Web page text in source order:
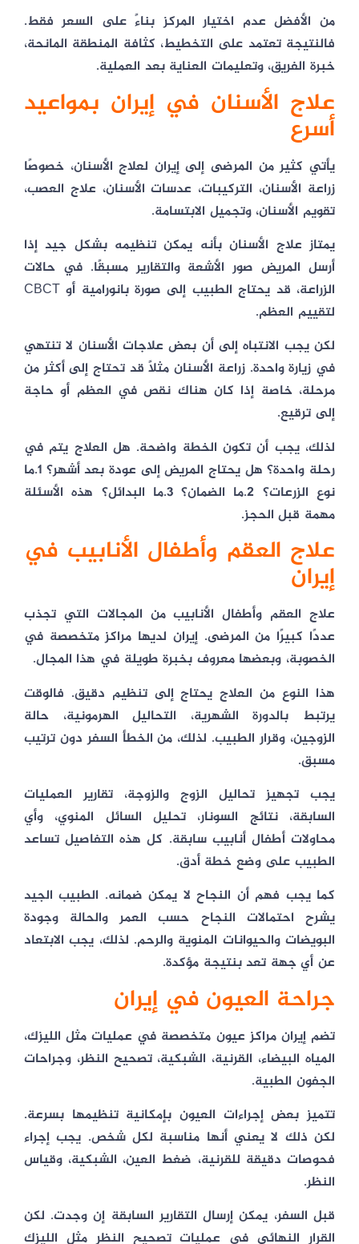
من الأفضل عدم اختيار المركز بناءً على السعر فقط.
فالنتيجة تعتمد على التخطيط، كثافة المنطقة المانحة،
خبرة الفريق، وتعليمات العناية بعد العملية.
علاج الأسنان في إيران بمواعيد
أسرع
يأتي كثير من المرضى إلى إيران لعلاج الأسنان، خصوصًا
زراعة الأسنان، التركيبات، عدسات الأسنان، علاج العصب،
تقويم الأسنان، وتجميل الابتسامة.
يمتاز علاج الأسنان بأنه يمكن تنظيمه بشكل جيد إذا
أرسل المريض صور الأشعة والتقارير مسبقًا. في حالات
الزراعة، قد يحتاج الطبيب إلى صورة بانورامية أو CBCT
لتقييم العظم.
لكن يجب الانتباه إلى أن بعض علاجات الأسنان لا تنتهي
في زيارة واحدة. زراعة الأسنان مثلًا قد تحتاج إلى أكثر من
مرحلة، خاصة إذا كان هناك نقص في العظم أو حاجة
إلى ترقيع.
لذلك، يجب أن تكون الخطة واضحة. هل العلاج يتم في
رحلة واحدة؟ هل يحتاج المريض إلى عودة بعد أشهر؟ 1.ما
نوع الزرعات؟ 2.ما الضمان؟ 3.ما البدائل؟ هذه الأسئلة
مهمة قبل الحجز.
علاج العقم وأطفال الأنابيب في
إيران
علاج العقم وأطفال الأنابيب من المجالات التي تجذب
عددًا كبيرًا من المرضى. إيران لديها مراكز متخصصة في
الخصوبة، وبعضها معروف بخبرة طويلة في هذا المجال.
هذا النوع من العلاج يحتاج إلى تنظيم دقيق. فالوقت
يرتبط بالدورة الشهرية، التحاليل الهرمونية، حالة
الزوجين، وقرار الطبيب. لذلك، من الخطأ السفر دون ترتيب
مسبق.
يجب تجهيز تحاليل الزوج والزوجة، تقارير العمليات
السابقة، نتائج السونار، تحليل السائل المنوي، وأي
محاولات أطفال أنابيب سابقة. كل هذه التفاصيل تساعد
الطبيب على وضع خطة أدق.
كما يجب فهم أن النجاح لا يمكن ضمانه. الطبيب الجيد
يشرح احتمالات النجاح حسب العمر والحالة وجودة
البويضات والحيوانات المنوية والرحم. لذلك، يجب الابتعاد
عن أي جهة تعد بنتيجة مؤكدة.
جراحة العيون في إيران
تضم إيران مراكز عيون متخصصة في عمليات مثل الليزك،
المياه البيضاء، القرنية، الشبكية، تصحيح النظر، وجراحات
الجفون الطبية.
تتميز بعض إجراءات العيون بإمكانية تنظيمها بسرعة.
لكن ذلك لا يعني أنها مناسبة لكل شخص. يجب إجراء
فحوصات دقيقة للقرنية، ضغط العين، الشبكية، وقياس
النظر.
قبل السفر، يمكن إرسال التقارير السابقة إن وجدت. لكن
القرار النهائي في عمليات تصحيح النظر مثل الليزك